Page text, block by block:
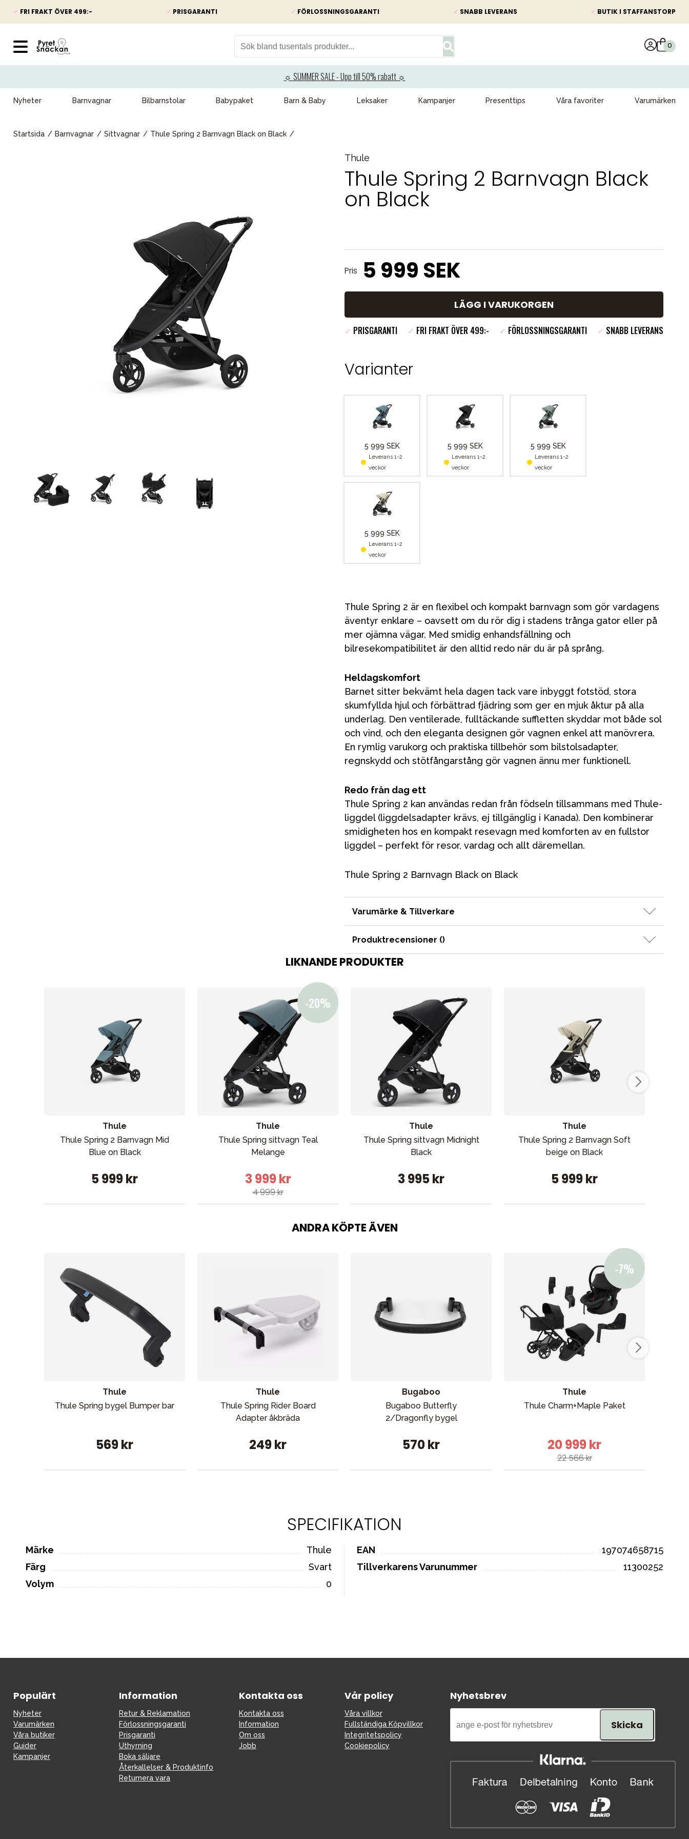
✓ FRI FRAKT ÖVER 499:- ✓ PRISGARANTI ✓ FÖRLOSSNINGSGARANTI ✓ SNABB LEVERANS ✓ BUTIK I STAFFANSTORP
☼ SUMMER SALE - Upp till 50% rabatt ☼
Nyheter Barnvagnar Bilbarnstolar Babypaket Barn & Baby Leksaker Kampanjer Presenttips Våra favoriter Varumärken
Startsida Barnvagnar Sittvagnar Thule Spring 2 Barnvagn Black on Black
Thule
Thule Spring 2 Barnvagn Black
on Black
Pris 5 999 SEK
LÄGG I VARUKORGEN
✓ PRISGARANTI ✓ FRI FRAKT ÖVER 499:- ✓ FÖRLOSSNINGSGARANTI ✓ SNABB LEVERANS
Varianter
5 999 SEK
Leverans 1-2
veckor
5 999 SEK
Leverans 1-2
veckor
5 999 SEK
Leverans 1-2
veckor
5 999 SEK
Leverans 1-2
veckor
Thule Spring 2 är en flexibel och kompakt barnvagn som gör vardagens
äventyr enklare – oavsett om du rör dig i stadens trånga gator eller på
mer ojämna vägar. Med smidig enhandsfällning och
bilresekompatibilitet är den alltid redo när du är på språng.
Heldagskomfort
Barnet sitter bekvämt hela dagen tack vare inbyggt fotstöd, stora
skumfyllda hjul och förbättrad fjädring som ger en mjuk åktur på alla
underlag. Den ventilerade, fulltäckande suffletten skyddar mot både sol
och vind, och den eleganta designen gör vagnen enkel att manövrera.
En rymlig varukorg och praktiska tillbehör som bilstolsadapter,
regnskydd och stötfångarstång gör vagnen ännu mer funktionell.
Redo från dag ett
Thule Spring 2 kan användas redan från födseln tillsammans med Thule-
liggdel (liggdelsadapter krävs, ej tillgänglig i Kanada). Den kombinerar
smidigheten hos en kompakt resevagn med komforten av en fullstor
liggdel – perfekt för resor, vardag och allt däremellan.
Thule Spring 2 Barnvagn Black on Black
Varumärke & Tillverkare
Produktrecensioner ()
LIKNANDE PRODUKTER
Thule
Thule Spring 2 Barnvagn Mid
Blue on Black
5 999 kr
Thule
Thule Spring sittvagn Teal
Melange
3 999 kr
4 999 kr
Thule
Thule Spring sittvagn Midnight
Black
3 995 kr
Thule
Thule Spring 2 Barnvagn Soft
beige on Black
5 999 kr
ANDRA KÖPTE ÄVEN
Thule
Thule Spring bygel Bumper bar
569 kr
Thule
Thule Spring Rider Board
Adapter åkbräda
249 kr
Bugaboo
Bugaboo Butterfly
2/Dragonfly bygel
570 kr
Thule
Thule Charm+Maple Paket
20 999 kr
22 566 kr
SPECIFIKATION
Märke
Thule
Färg
Svart
Volym
0
EAN
197074658715
Tillverkarens Varunummer
11300252
Populärt
Nyheter
Varumärken
Våra butiker
Guider
Kampanjer
Information
Retur & Reklamation
Förlossningsgaranti
Prisgaranti
Uthyrning
Boka säljare
Återkallelser & Produktinfo
Returnera vara
Kontakta oss
Kontakta oss
Information
Om oss
Jobb
Vår policy
Våra villkor
Fullständiga Köpvillkor
Integritetspolicy
Cookiepolicy
Nyhetsbrev
Skicka
VÅRT SORTIMENT
Möbler & bädd
Tillbehör
Reservdelar
Presenttips
Våra favoriter
Outlet Uthyrning